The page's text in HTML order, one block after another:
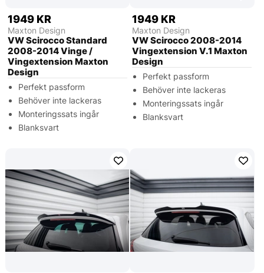
1949 KR
Maxton Design
VW Scirocco Standard
2008-2014 Vinge /
Vingextension Maxton
Design
Perfekt passform
Behöver inte lackeras
Monteringssats ingår
Blanksvart
1949 KR
Maxton Design
VW Scirocco 2008-2014
Vingextension V.1 Maxton
Design
Perfekt passform
Behöver inte lackeras
Monteringssats ingår
Blanksvart